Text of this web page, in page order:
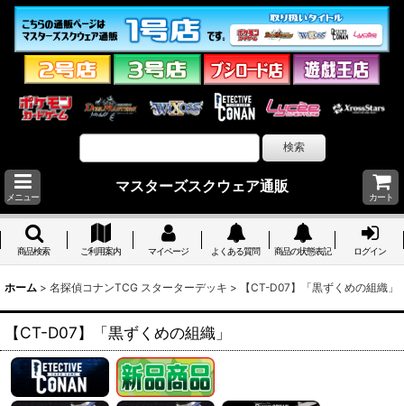
メニュー
マスターズスクウェア通販
カート
商品検索 ご利用案内 マイページ よくある質問 商品の状態表記 ログイン
ホーム > 名探偵コナンTCG スターターデッキ > 【CT-D07】「黒ずくめの組織」
【CT-D07】「黒ずくめの組織」